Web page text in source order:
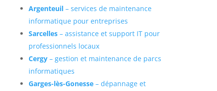
Argenteuil– services de maintenance
informatique pour entreprises
Sarcelles– assistance et support IT pour
professionnels locaux
Cergy– gestion et maintenance de parcs
informatiques
Garges-lès-Gonesse– dépannage et